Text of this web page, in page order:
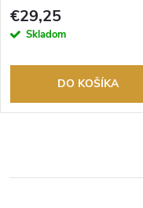
tovaru. Autorizovaný predajca.
€29,25
Skladom
DO KOŠÍKA